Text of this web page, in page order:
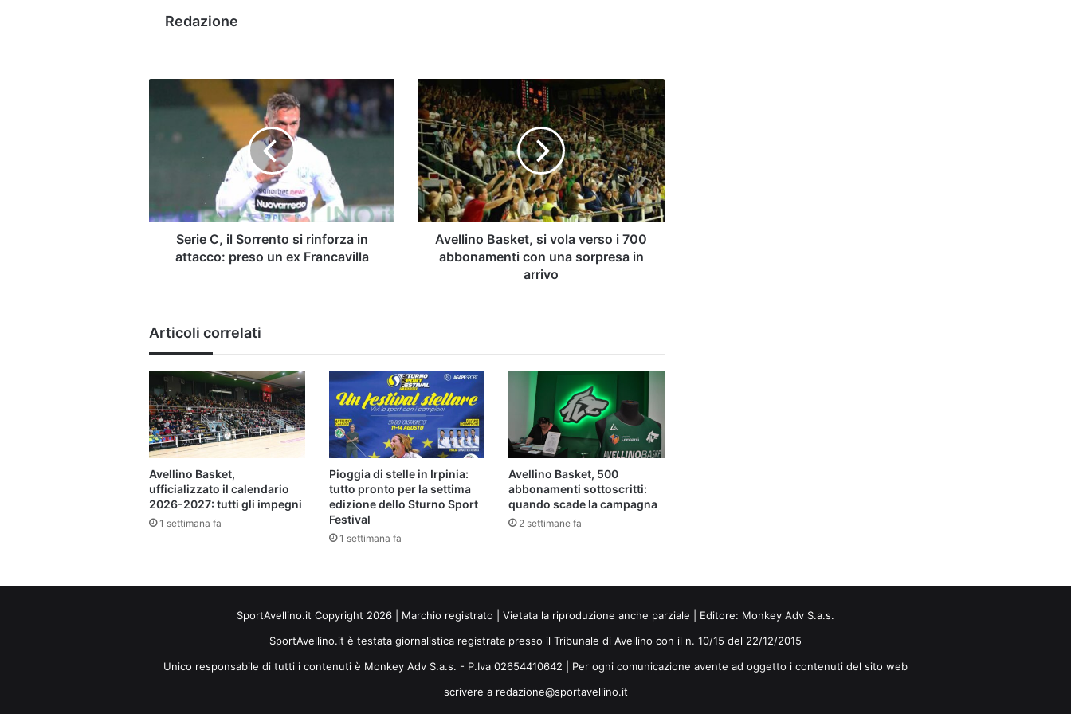
Redazione
Sorrento
preso
Serie C, il Sorrento si rinforza in
attacco: preso un ex Francavilla
Avellino
Basket,
si
vola
verso
i
700
abbonamenti
con
sorpresa
Avellino Basket, si vola verso i 700
abbonamenti con una sorpresa in
arrivo
Articoli correlati
Avellino Basket,
ufficializzato il calendario
2026-2027: tutti gli impegni
1 settimana fa
Pioggia di stelle in Irpinia:
tutto pronto per la settima
edizione dello Sturno Sport
Festival
1 settimana fa
Avellino Basket, 500
abbonamenti sottoscritti:
quando scade la campagna
2 settimane fa
SportAvellino.it Copyright 2026 | Marchio registrato | Vietata la riproduzione anche parziale | Editore: Monkey Adv S.a.s.
SportAvellino.it è testata giornalistica registrata presso il Tribunale di Avellino con il n. 10/15 del 22/12/2015
Unico responsabile di tutti i contenuti è Monkey Adv S.a.s. - P.Iva 02654410642 | Per ogni comunicazione avente ad oggetto i contenuti del sito web
scrivere a redazione@sportavellino.it